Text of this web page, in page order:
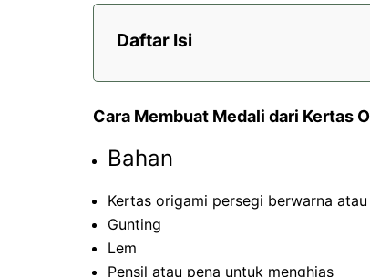
Daftar Isi
Cara Membuat Medali dari Kertas
Bahan
Kertas origami persegi berwarna
Gunting
Lem
Pensil atau pena untuk menghias